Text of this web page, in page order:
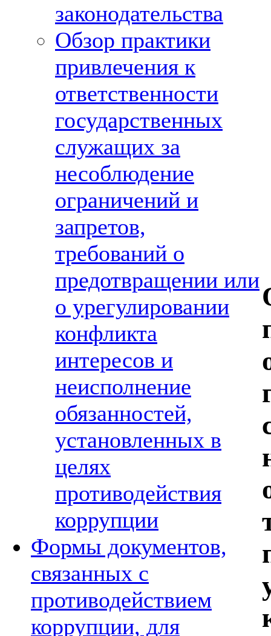
законодательства
Обзор практики
привлечения к
ответственности
государственных
служащих за
несоблюдение
ограничений и
запретов,
требований о
предотвращении или
о урегулировании
конфликта
интересов и
неисполнение
обязанностей,
установленных в
целях
противодействия
коррупции
Формы документов,
связанных с
противодействием
коррупции, для